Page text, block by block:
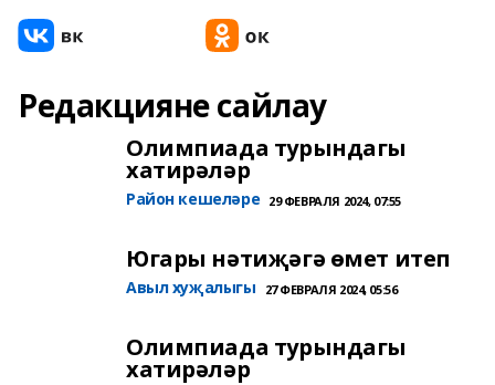
Редакцияне сайлау
Олимпиада турындагы
хатирәләр
Район кешеләре 29 ФЕВРАЛЯ 2024, 07:55
Югары нәтиҗәгә өмет итеп
Авыл хуҗалыгы 27 ФЕВРАЛЯ 2024, 05:56
Олимпиада турындагы
хатирәләр